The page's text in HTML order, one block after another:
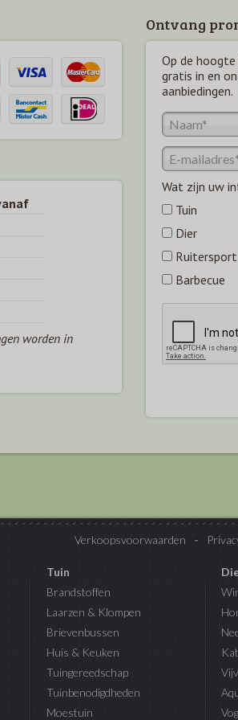
Ontvang
Op de
gratis in en
aanbiedingen.
Wat zijn uw
Tuin
Dier
Ruitersport
Barbecue
worden in
Verkoopsvoorwaarden
Tuin
Brandstoffen
Laarzen & Klompen
Brievenbussen
Huis & Keuken
Tuingereedschap
Tuinbenodigdheden
Moestuin
Kat